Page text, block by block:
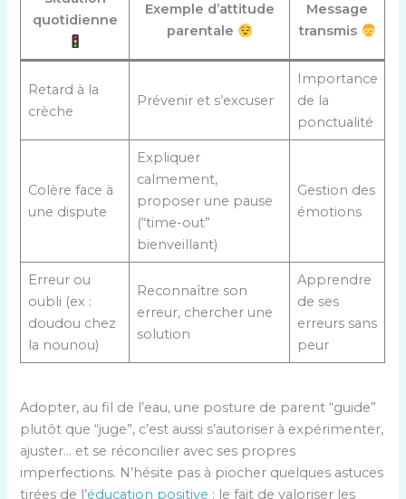
quotidienne
Exemple d’attitude
parentale
Message
transmis
Retard à la
crèche
Prévenir et s’excuser
Importance
de la
ponctualité
Colère face à
une dispute
Expliquer
calmement,
proposer une pause
(“time-out”
bienveillant)
Gestion des
émotions
Erreur ou
oubli (ex :
doudou chez
la nounou)
Reconnaître son
erreur, chercher une
solution
Apprendre
de ses
erreurs sans
peur
Adopter, au fil de l’eau, une posture de parent “guide”
plutôt que “juge”, c’est aussi s’autoriser à expérimenter,
ajuster… et se réconcilier avec ses propres
imperfections. N’hésite pas à piocher quelques astuces
tirées de l’éducation positive : le fait de valoriser les